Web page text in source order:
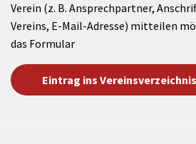
Verein (z. B. Ansprechpartner,
Vereins, E-Mail-Adresse) mitteilen
das Formular
Eintrag ins Vereinsverzeichnis